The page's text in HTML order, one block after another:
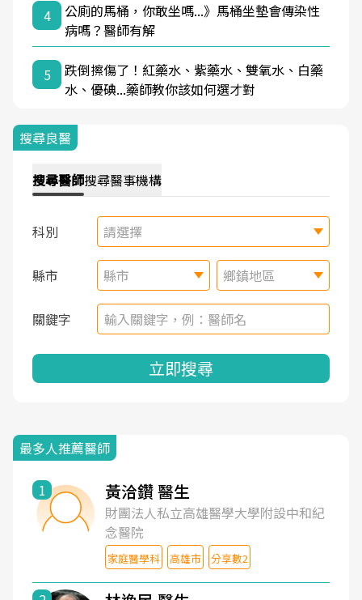
4
公廁的馬桶，你敢坐嗎...》馬桶坐墊會傳染性
病嗎？醫師有解
5
跌倒擦傷了！紅藥水、紫藥水、雙氧水、白藥
水、優碘...藥師教你該如何選才對
搜尋良醫
搜尋醫師搜尋醫事機構
科別 請選擇
縣市 縣市 鄉鎮地區
關鍵字
立即搜尋
最多人推薦醫師
1 黃洽鑽 醫生
財團法人私立高雄醫學大學附設中和紀
念醫院
家庭醫學科 高雄市 分享數2